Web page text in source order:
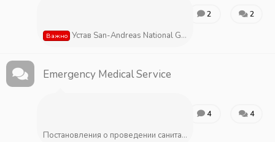
2 2
Важно Устав San-Andreas National Guard
Emergency Medical Service
4 4
Постановления о проведении санитарной проверки